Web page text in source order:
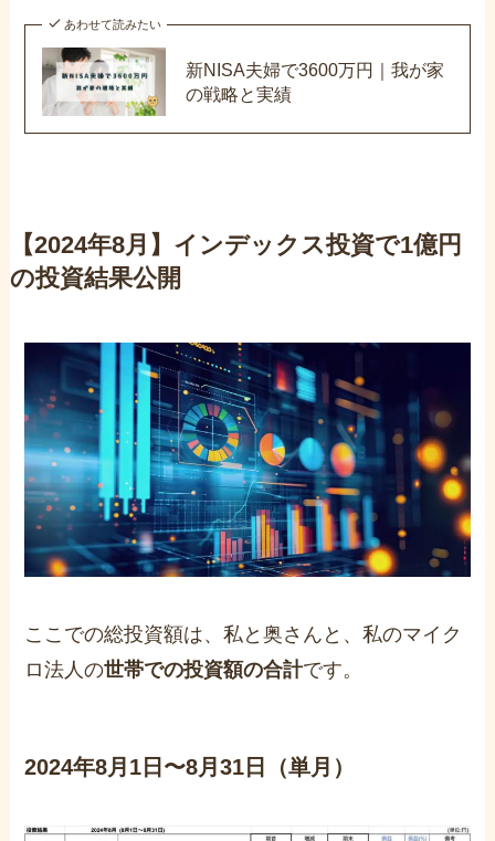
あわせて読みたい
新NISA夫婦で3600万円｜我が家
の戦略と実績
【2024年8月】インデックス投資で1億円
の投資結果公開
ここでの総投資額は、私と奥さんと、私のマイク
ロ法人の世帯での投資額の合計です。
2024年8月1日〜8月31日（単月）